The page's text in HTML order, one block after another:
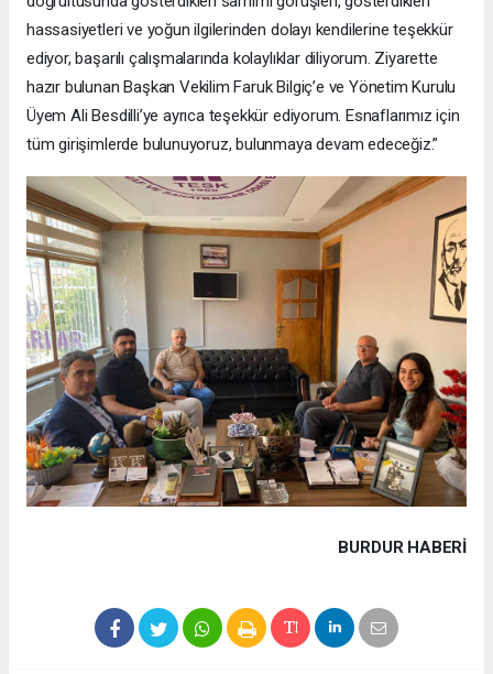
hassasiyetleri ve yoğun ilgilerinden dolayı kendilerine teşekkür
ediyor, başarılı çalışmalarında kolaylıklar diliyorum. Ziyarette
hazır bulunan Başkan Vekilim Faruk Bilgiç’e ve Yönetim Kurulu
Üyem Ali Besdilli’ye ayrıca teşekkür ediyorum. Esnaflarımız için
tüm girişimlerde bulunuyoruz, bulunmaya devam edeceğiz.”
BURDUR HABERİ